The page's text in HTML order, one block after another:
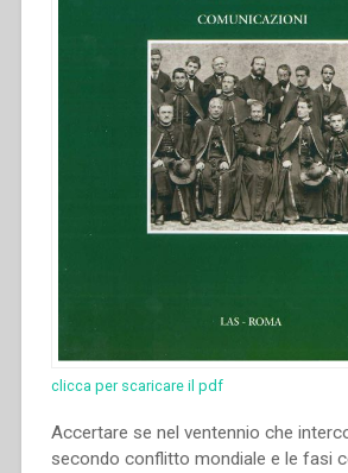
clicca per scaricare il pdf
Accertare se nel ventennio che
secondo conflitto mondiale e le fasi